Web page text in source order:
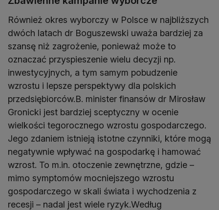
Również okres wyborczy w Polsce w najbliższych
dwóch latach dr Boguszewski uważa bardziej za
szansę niż zagrożenie, ponieważ może to
oznaczać przyspieszenie wielu decyzji np.
inwestycyjnych, a tym samym pobudzenie
wzrostu i lepsze perspektywy dla polskich
przedsiębiorców.B. minister finansów dr Mirosław
Gronicki jest bardziej sceptyczny w ocenie
wielkości tegorocznego wzrostu gospodarczego.
Jego zdaniem istnieją istotne czynniki, które mogą
negatywnie wpływać na gospodarkę i hamować
wzrost. To m.in. otoczenie zewnętrzne, gdzie –
mimo symptomów mocniejszego wzrostu
gospodarczego w skali świata i wychodzenia z
recesji – nadal jest wiele ryzyk.Według